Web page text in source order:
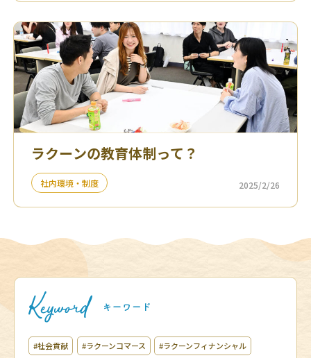
ラクーンの教育体制って？
社内環境・制度 2025/2/26
#社会貢献 #ラクーンコマース #ラクーンフィナンシャル